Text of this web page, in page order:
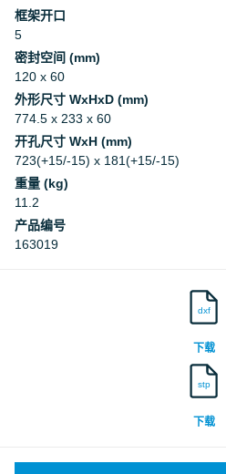
框架开口
5
密封空间 (mm)
120 x 60
外形尺寸 WxHxD (mm)
774.5 x 233 x 60
开孔尺寸 WxH (mm)
723(+15/-15) x 181(+15/-15)
重量 (kg)
11.2
产品编号
163019
dxf
下载
stp
下载